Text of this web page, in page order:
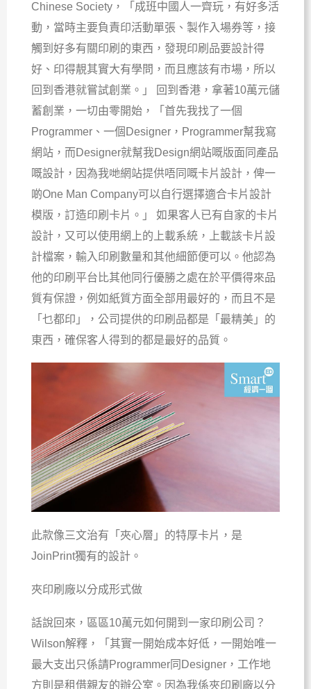
Chinese Society，「成班中國人一齊玩，有好多活
動，當時主要負責印活動單張、製作入場券等，接
觸到好多有關印刷的東西，發現印刷品要設計得
好、印得靚其實大有學問，而且應該有市場，所以
回到香港就嘗試創業。」 回到香港，拿著10萬元儲
蓄創業，一切由零開始，「首先我找了一個
Programmer、一個Designer，Programmer幫我寫
網站，而Designer就幫我Design網站嘅版面同產品
嘅設計，因為我哋網站提供唔同嘅卡片設計，俾一
啲One Man Company可以自行選擇適合卡片設計
模版，訂造印刷卡片。」 如果客人已有自家的卡片
設計，又可以使用網上的上載系統，上載該卡片設
計檔案，輸入印刷數量和其他細節便可以。他認為
他的印刷平台比其他同行優勝之處在於平價得來品
質有保證，例如紙質方面全部用最好的，而且不是
「乜都印」，公司提供的印刷品都是「最精美」的
東西，確保客人得到的都是最好的品質。
此款像三文治有「夾心層」的特厚卡片，是
JoinPrint獨有的設計。
夾印刷廠以分成形式做
話說回來，區區10萬元如何開到一家印刷公司？
Wilson解釋，「其實一開始成本好低，一開始唯一
最大支出只係請Programmer同Designer，工作地
方則是租借親友的辦公室。因為我係夾印刷廠以分